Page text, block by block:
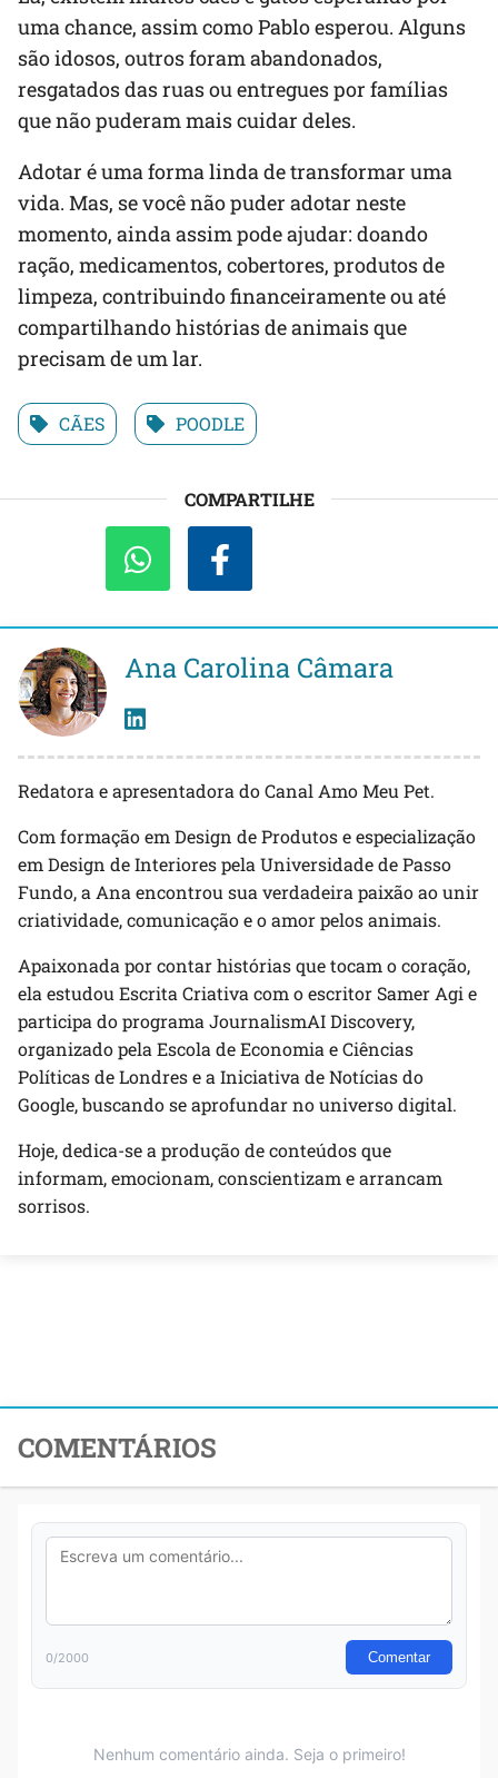
uma chance, assim como Pablo esperou. Alguns
são idosos, outros foram abandonados,
resgatados das ruas ou entregues por famílias
que não puderam mais cuidar deles.
Adotar é uma forma linda de transformar uma
vida. Mas, se você não puder adotar neste
momento, ainda assim pode ajudar: doando
ração, medicamentos, cobertores, produtos de
limpeza, contribuindo financeiramente ou até
compartilhando histórias de animais que
precisam de um lar.
CÃES POODLE
COMPARTILHE
Ana Carolina Câmara
Redatora e apresentadora do Canal Amo Meu Pet.
Com formação em Design de Produtos e especialização
em Design de Interiores pela Universidade de Passo
Fundo, a Ana encontrou sua verdadeira paixão ao unir
criatividade, comunicação e o amor pelos animais.
Apaixonada por contar histórias que tocam o coração,
ela estudou Escrita Criativa com o escritor Samer Agi e
participa do programa JournalismAI Discovery,
organizado pela Escola de Economia e Ciências
Políticas de Londres e a Iniciativa de Notícias do
Google, buscando se aprofundar no universo digital.
Hoje, dedica-se a produção de conteúdos que
informam, emocionam, conscientizam e arrancam
sorrisos.
COMENTÁRIOS